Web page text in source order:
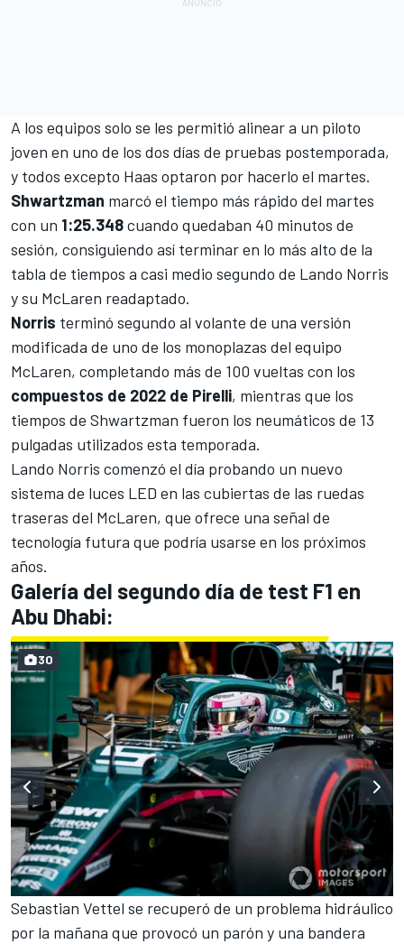
A los equipos solo se les permitió alinear a un piloto
joven en uno de los dos días de pruebas postemporada,
y todos excepto Haas optaron por hacerlo el martes.
Shwartzman marcó el tiempo más rápido del martes
con un 1:25.348cuando quedaban 40 minutos de
sesión, consiguiendo así terminar en lo más alto de la
tabla de tiempos a casi medio segundo de Lando Norris
y su McLaren readaptado.
Norris terminó segundo al volante de una versión
modificada de uno de los monoplazas del equipo
McLaren, completando más de 100 vueltas con los
compuestos de 2022 de Pirelli, mientras que los
tiempos de Shwartzman fueron los neumáticos de 13
pulgadas utilizados esta temporada.
Lando Norris comenzó el día probando un nuevo
sistema de luces LED en las cubiertas de las ruedas
traseras del McLaren, que ofrece una señal de
tecnología futura que podría usarse en los próximos
años.
Galería del segundo día de test F1 en
Abu Dhabi:
30
Sebastian Vettel se recuperó de un problema hidráulico
por la mañana que provocó un parón y una bandera